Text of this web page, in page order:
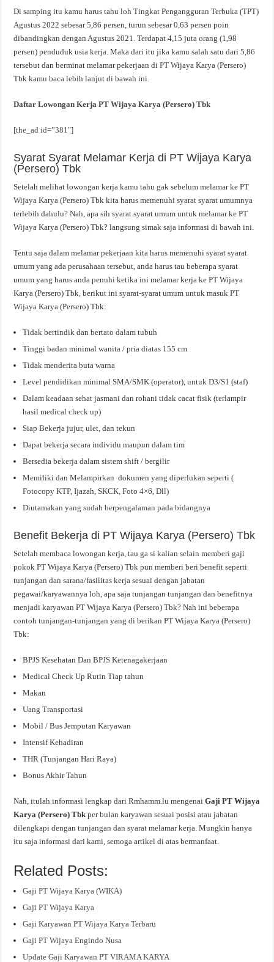
Di samping itu kamu harus tahu loh Tingkat Pengangguran Terbuka (TPT)
Agustus 2022 sebesar 5,86 persen, turun sebesar 0,63 persen poin
dibandingkan dengan Agustus 2021. Terdapat 4,15 juta orang (1,98
persen) penduduk usia kerja. Maka dari itu jika kamu salah satu dari 5,86
tersebut dan berminat melamar pekerjaan di PT Wijaya Karya (Persero)
Tbk kamu baca lebih lanjut di bawah ini.
Daftar Lowongan Kerja PT Wijaya Karya (Persero) Tbk
[the_ad id=”381″]
Syarat Syarat Melamar Kerja di PT Wijaya Karya
(Persero) Tbk
Setelah melihat lowongan kerja kamu tahu gak sebelum melamar ke PT
Wijaya Karya (Persero) Tbk kita harus memenuhi syarat syarat umumnya
terlebih dahulu? Nah, apa sih syarat syarat umum untuk melamar ke PT
Wijaya Karya (Persero) Tbk? langsung simak saja informasi di bawah ini.
Tentu saja dalam melamar pekerjaan kita harus memenuhi syarat syarat
umum yang ada perusahaan tersebut, anda harus tau beberapa syarat
umum yang harus anda penuhi ketika ini melamar kerja ke PT Wijaya
Karya (Persero) Tbk, berikut ini syarat-syarat umum untuk masuk PT
Wijaya Karya (Persero) Tbk:
Tidak bertindik dan bertato dalam tubuh
Tinggi badan minimal wanita / pria diatas 155 cm
Tidak menderita buta warna
Level pendidikan minimal SMA/SMK (operator), untuk D3/S1 (staf)
Dalam keadaan sehat jasmani dan rohani tidak cacat fisik (terlampir
hasil medical check up)
Siap Bekerja jujur, ulet, dan tekun
Dapat bekerja secara individu maupun dalam tim
Bersedia bekerja dalam sistem shift / bergilir
Memiliki dan Melampirkan dokumen yang diperlukan seperti (
Fotocopy KTP, Ijazah, SKCK, Foto 4×6, Dll)
Diutamakan yang sudah berpengalaman pada bidangnya
Benefit Bekerja di PT Wijaya Karya (Persero) Tbk
Setelah membaca lowongan kerja, tau ga si kalian selain memberi gaji
pokok PT Wijaya Karya (Persero) Tbk pun memberi beri benefit seperti
tunjangan dan sarana/fasilitas kerja sesuai dengan jabatan
pegawai/karyawannya loh, apa saja tunjangan tunjangan dan benefitnya
menjadi karyawan PT Wijaya Karya (Persero) Tbk? Nah ini beberapa
contoh tunjangan-tunjangan yang di berikan PT Wijaya Karya (Persero)
Tbk:
BPJS Kesehatan Dan BPJS Ketenagakerjaan
Medical Check Up Rutin Tiap tahun
Makan
Uang Transportasi
Mobil / Bus Jemputan Karyawan
Intensif Kehadiran
THR (Tunjangan Hari Raya)
Bonus Akhir Tahun
Nah, itulah informasi lengkap dari Rmhamm.lu mengenaiGaji PT Wijaya
Karya (Persero) Tbkper bulan karyawan sesuai posisi atau jabatan
dilengkapi dengan tunjangan dan syarat melamar kerja. Mungkin hanya
itu saja informasi dari kami, semoga artikel di atas bermanfaat.
Related Posts:
Gaji PT Wijaya Karya (WIKA)
Gaji PT Wijaya Karya
Gaji Karyawan PT Wijaya Karya Terbaru
Gaji PT Wijaya Engindo Nusa
Update Gaji Karyawan PT VIRAMA KARYA